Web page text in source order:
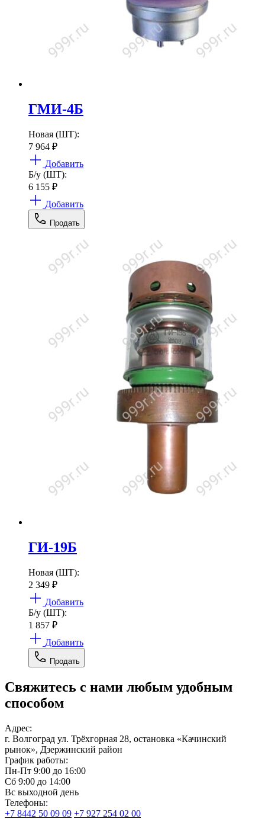
ГМИ-4Б
Новая (ШТ):
7 964 ₽
Добавить
Б/у (ШТ):
6 155 ₽
Добавить
Продать
ГИ-19Б
Новая (ШТ):
2 349 ₽
Добавить
Б/у (ШТ):
1 857 ₽
Добавить
Продать
Свяжитесь с нами любым удобным
способом
Адрес:
г. Волгоград ул. Трёхгорная 28, остановка «Качинский
рынок», Дзержинский район
График работы:
Пн-Пт 9:00 до 16:00
Сб 9:00 до 14:00
Вс выходной день
Телефоны:
+7 8442 50 09 09 +7 927 254 02 00